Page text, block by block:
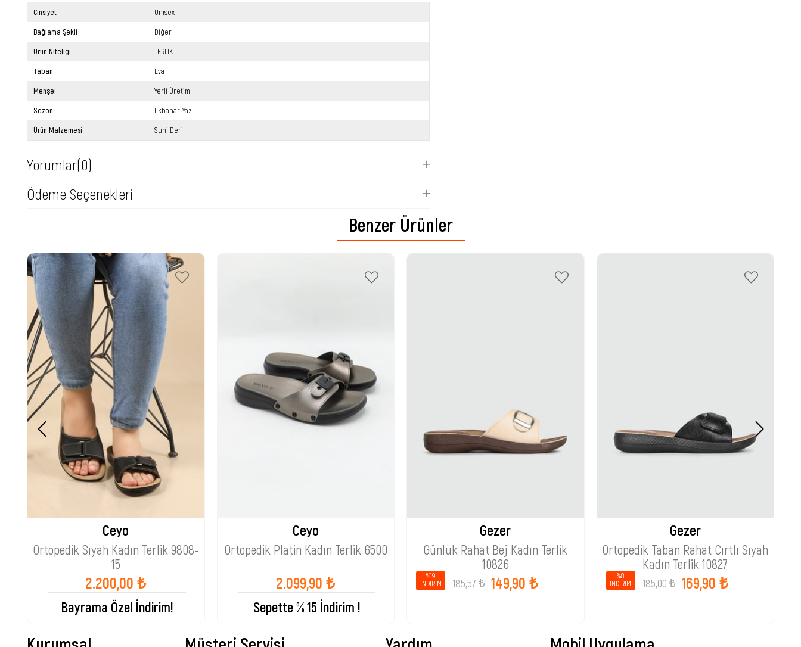
Cinsiyet Unisex
Bağlama Şekli Diğer
Ürün Niteliği TERLİK
Taban Eva
Menşei Yerli Üretim
Sezon İlkbahar-Yaz
Ürün Malzemesi Suni Deri
Yorumlar(0)
Ödeme Seçenekleri
Benzer Ürünler
Ceyo
Ortopedik Sıyah Kadın Terlik 9808-
15
2.200,00 ₺
Bayrama Özel İndirim!
Ceyo
Ortopedik Platin Kadın Terlik 6500
2.099,90 ₺
Sepette % 15 İndirim !
Gezer
Günlük Rahat Bej Kadın Terlik
10826
149,90 ₺
185,57 ₺
%19
İNDIRIM
Gezer
Ortopedik Taban Rahat Cırtlı Sıyah
Kadın Terlik 10827
169,90 ₺
185,00 ₺
%8
İNDIRIM